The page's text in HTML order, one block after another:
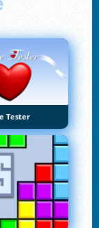
Tester